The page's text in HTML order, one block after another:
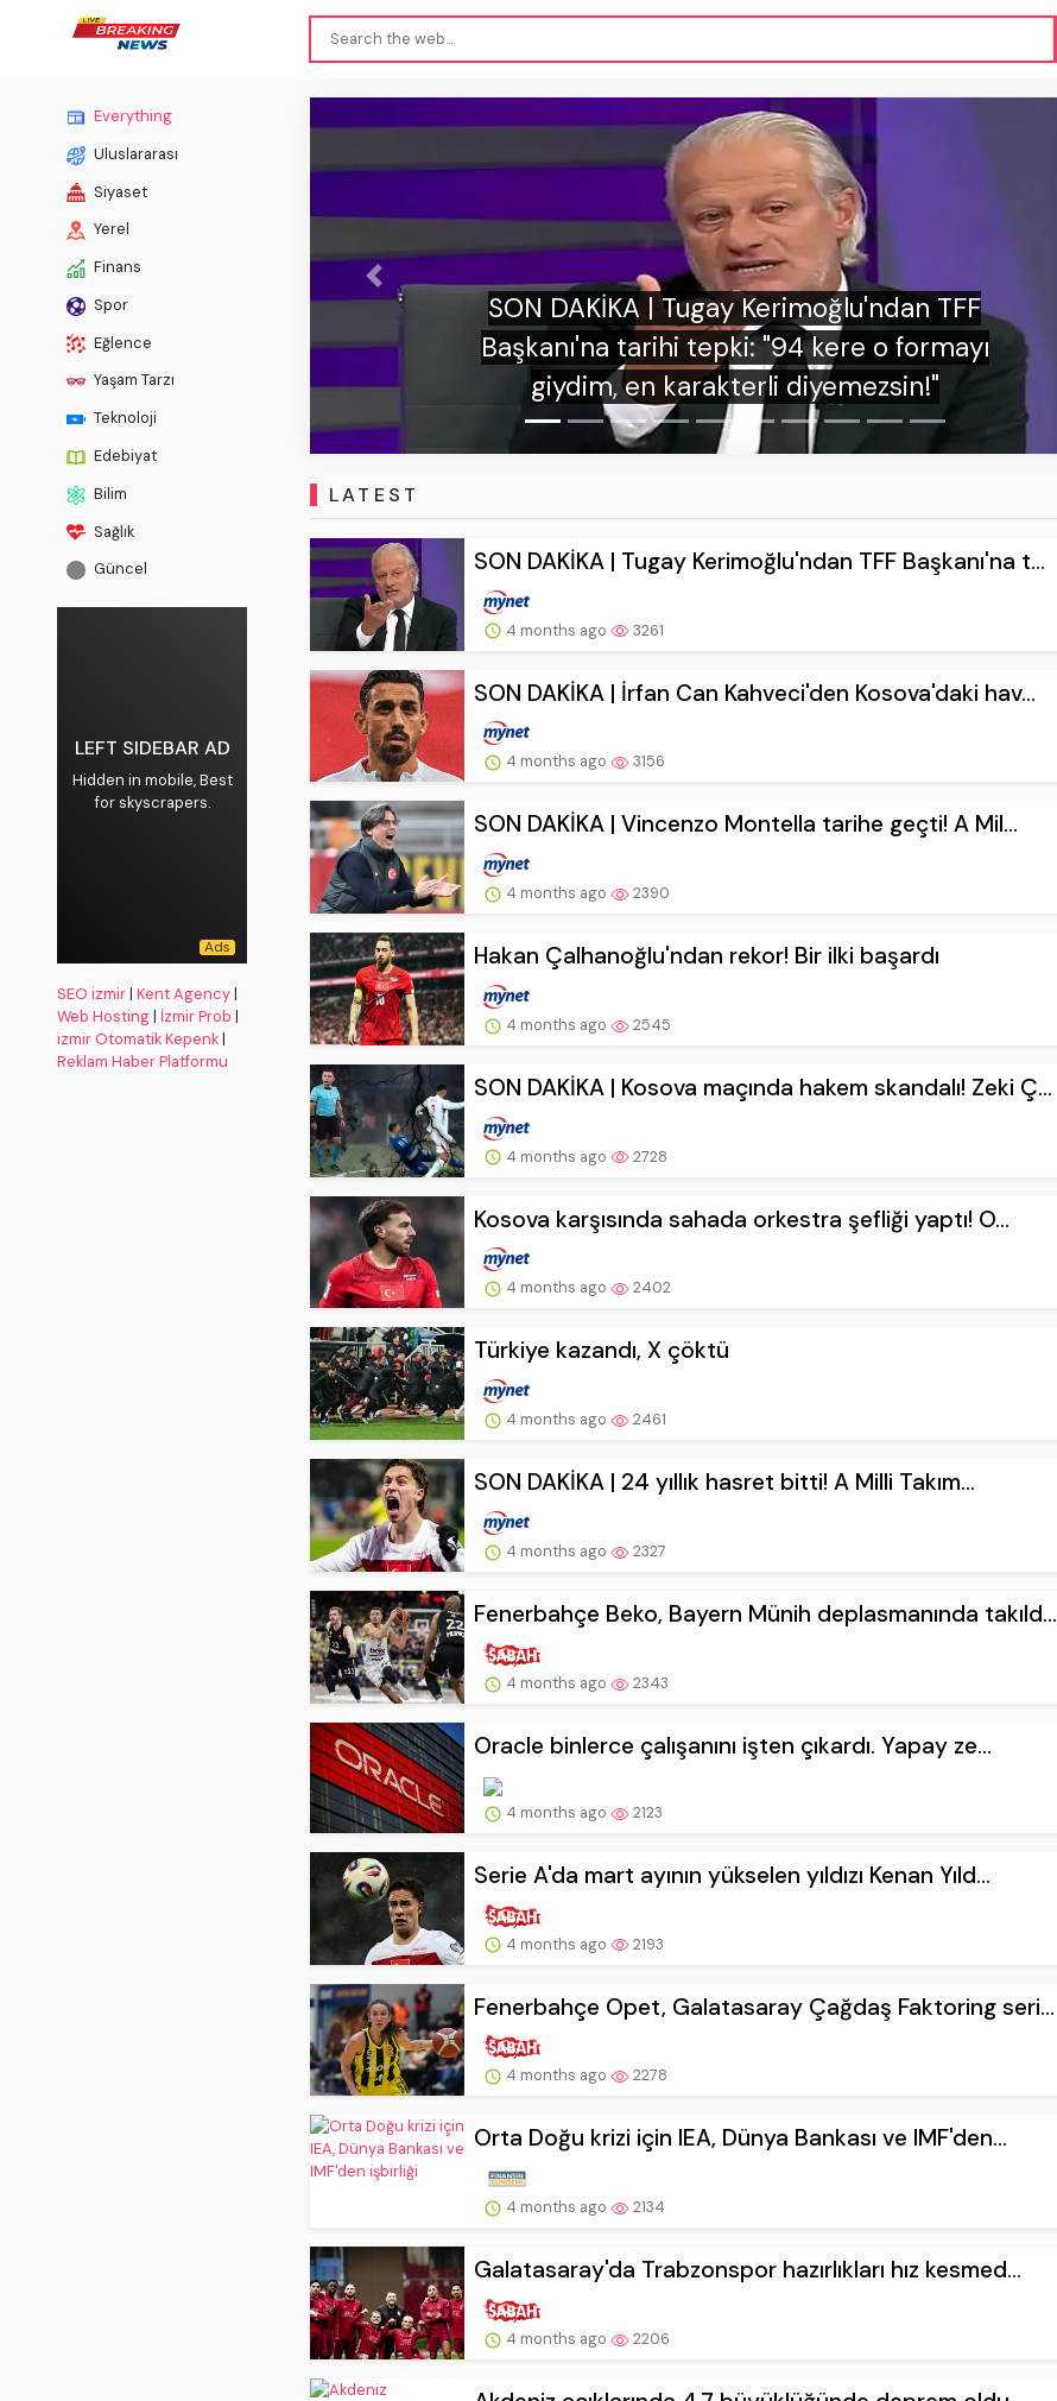
Everything
Uluslararası
Siyaset
Yerel
Finans
Spor
Eğlence
Yaşam Tarzı
Teknoloji
Edebiyat
Bilim
Sağlık
Güncel
LEFT SIDEBAR AD
Hidden in mobile, Best
for skyscrapers.
SEO izmir| Kent Agency|
Web Hosting| İzmir Prob |
izmir Otomatik Kepenk|
Reklam Haber Platformu
TFF
o formayı
SON DAKİKA | İrfan Can Kahveci'den Kosova'daki
havai fişekli saldırıya tokat gibi cevap: "Türk
milletini tanıyamadılar!"
Previous
LATEST
SON DAKİKA | Tugay Kerimoğlu'ndan TFF Başkanı'na t...
4 months ago 3261
SON DAKİKA | İrfan Can Kahveci'den Kosova'daki hav...
4 months ago 3156
SON DAKİKA | Vincenzo Montella tarihe geçti! A Mil...
4 months ago 2390
Hakan Çalhanoğlu'ndan rekor! Bir ilki başardı
4 months ago 2545
SON DAKİKA | Kosova maçında hakem skandalı! Zeki Ç...
4 months ago 2728
Kosova karşısında sahada orkestra şefliği yaptı! O...
4 months ago 2402
Türkiye kazandı, X çöktü
4 months ago 2461
SON DAKİKA | 24 yıllık hasret bitti! A Milli Takım...
4 months ago 2327
Fenerbahçe Beko, Bayern Münih deplasmanında takıld...
4 months ago 2343
Oracle binlerce çalışanını işten çıkardı. Yapay ze...
4 months ago 2123
Serie A'da mart ayının yükselen yıldızı Kenan Yıld...
4 months ago 2193
Fenerbahçe Opet, Galatasaray Çağdaş Faktoring seri...
4 months ago 2278
Orta Doğu krizi için IEA, Dünya Bankası ve IMF'den...
4 months ago 2134
Galatasaray'da Trabzonspor hazırlıkları hız kesmed...
4 months ago 2206